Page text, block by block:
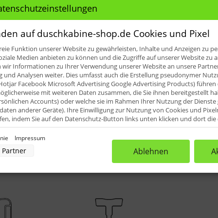
HSK Premium Softcube
(2.010 mm). Diese können dann vor Ort an die
auf duschkabine-shop.de Cookies und Pixel
Funktion unserer Website zu gewährleisten, Inhalte und Anzeigen zu
Medien anbieten zu können und die Zugriffe auf unserer Website zu
wir Informationen zu Ihrer Verwendung unserer Website an unsere
und Analysen weiter. Dies umfasst auch die Erstellung pseudonymer
Facebook Microsoft Advertising Google Advertising Products) führen
mit weiteren Daten zusammen, die Sie ihnen bereitgestellt
Accounts) oder welche sie im Rahmen Ihrer Nutzung der
anderer Geräte). Ihre Einwilligung zur Nutzung von Cookies und
indem Sie auf den Datenschutz-Button links unten klicken und dort
durch unsere Partner:
Daten zur Auswahl von Werbeanzeigen
für personalisierte Werbung
von Inhalten
durch Statistiken oder Kombinationen von Daten aus verschiedenen Quellen
Impressum
Partner Ablehnen